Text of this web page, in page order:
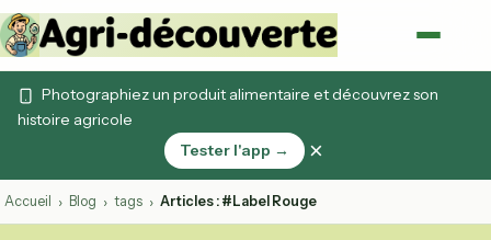
Photographiez un produit alimentaire et découvrez son
histoire agricole
Tester l'app →
×
Accueil › Blog › tags › Articles : #Label Rouge